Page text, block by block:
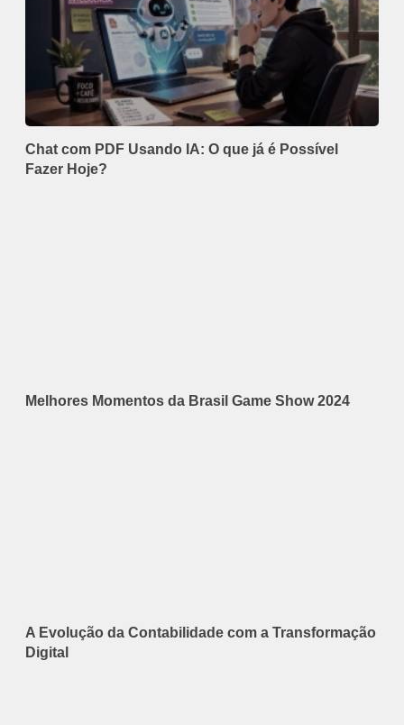
Chat com PDF Usando IA: O que já é Possível
Fazer Hoje?
Melhores Momentos da Brasil Game Show 2024
A Evolução da Contabilidade com a Transformação
Digital